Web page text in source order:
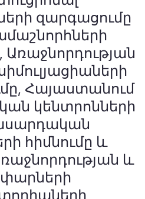
զարգացումը
Հայաստանում
կենտրոնների
հիմնումը և
և